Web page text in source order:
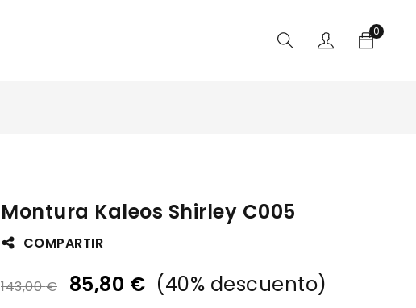
0
Montura Kaleos Shirley C005
COMPARTIR
143,00€ 85,80 € (40% descuento)